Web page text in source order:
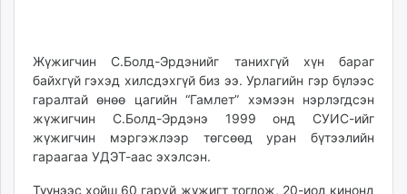
ikon.mn
mnb.mn
Livetv.mn
Eguur.mn
24tsag.mn
shuud.mn
Жүжигчин С.Болд-Эрдэнийг танихгүй хүн бараг
байхгүй гэхэд хилсдэхгүй биз ээ. Урлагийн гэр бүлээс
гаралтай өнөө цагийн “Гамлет” хэмээн нэрлэгдсэн
жүжигчин С.Болд-Эрдэнэ 1999 онд СУИС-ийг
жүжигчин мэргэжлээр төгсөөд уран бүтээлийн
гараагаа УДЭТ-аас эхэлсэн.
Түүнээс хойш 60 гаруй жүжигт тоглож, 20-иод кинонд